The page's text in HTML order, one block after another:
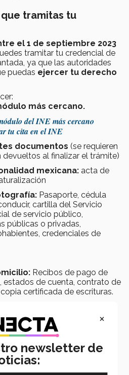
que tramitas tu
el 1 de septiembre 2023
tramitar tu credencial de
ya que las autoridades
puedas ejercer tu derecho
más cercano.
del INE más cercano
tu cita en el INE
documentos (se requieren
devueltos al finalizar el trámite)
mexicana: acta de
Pasaporte, cédula
cartilla del Servicio
de servicio público,
públicas o privadas,
credenciales de
Recibos de pago de
de cuenta, contrato de
certificada de escrituras.
del INE
tu credencial.
2022 y aún no la
1 de marzo de 2024para
será destruida y no
×
newsletter de